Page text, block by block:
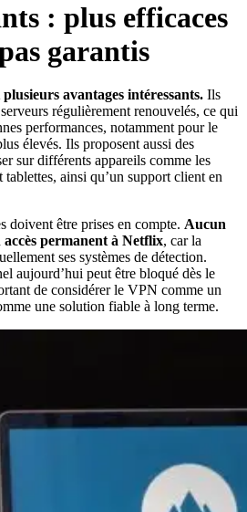
: plus efficaces
garantis
avantages intéressants. Ils
régulièrement renouvelés, ce qui
performances, notamment pour le
élevés. Ils proposent aussi des
sur différents appareils comme les
tablettes, ainsi qu’un support client en
doivent être prises en compte. Aucun
permanent à Netflix, car la
ses systèmes de détection.
aujourd’hui peut être bloqué dès le
de considérer le VPN comme un
une solution fiable à long terme.